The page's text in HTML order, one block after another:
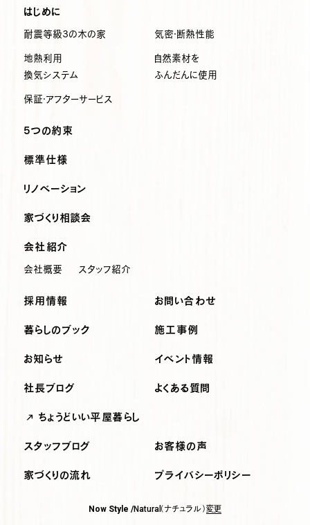
はじめに
耐震等級3の木の家 気密・断熱性能
地熱利用
換気システム
自然素材を
ふんだんに使用
保証・アフターサービス
5つの約束
標準仕様
リノベーション
家づくり相談会
会社紹介
会社概要 スタッフ紹介
採用情報 お問い合わせ
暮らしのブック 施工事例
お知らせ
社長ブログ
イベント情報
よくある質問
ちょうどいい平屋暮らし
スタッフブログ お客様の声
家づくりの流れ プライバシーポリシー
Now Style /Natural （ナチュラル）変更